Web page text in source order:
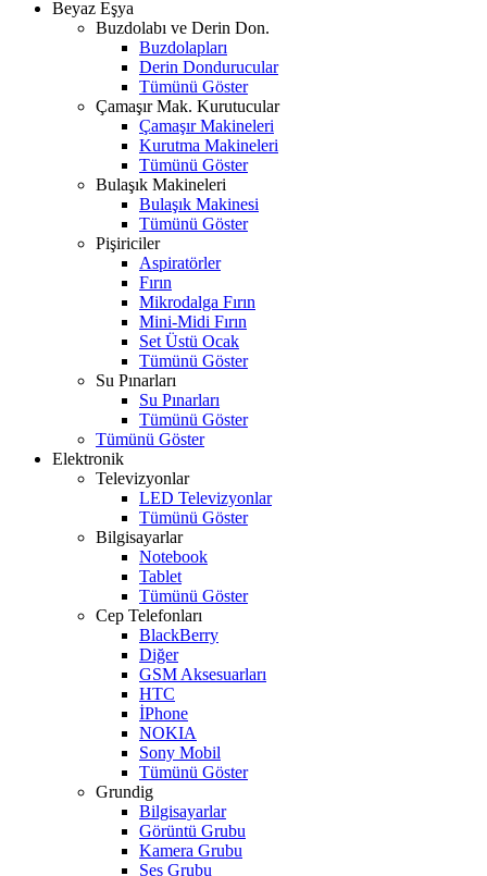
Beyaz Eşya
Buzdolabı ve Derin Don.
Buzdolapları
Derin Dondurucular
Tümünü Göster
Çamaşır Mak. Kurutucular
Çamaşır Makineleri
Kurutma Makineleri
Tümünü Göster
Bulaşık Makineleri
Bulaşık Makinesi
Tümünü Göster
Pişiriciler
Aspiratörler
Fırın
Mikrodalga Fırın
Mini-Midi Fırın
Set Üstü Ocak
Tümünü Göster
Su Pınarları
Su Pınarları
Tümünü Göster
Tümünü Göster
Elektronik
Televizyonlar
LED Televizyonlar
Tümünü Göster
Bilgisayarlar
Notebook
Tablet
Tümünü Göster
Cep Telefonları
BlackBerry
Diğer
GSM Aksesuarları
HTC
İPhone
NOKIA
Sony Mobil
Tümünü Göster
Grundig
Bilgisayarlar
Görüntü Grubu
Kamera Grubu
Ses Grubu